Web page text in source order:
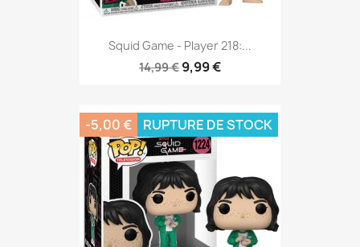
Squid Game - Player 218:...
14,99 € 9,99 €
-5,00 € RUPTURE DE STOCK